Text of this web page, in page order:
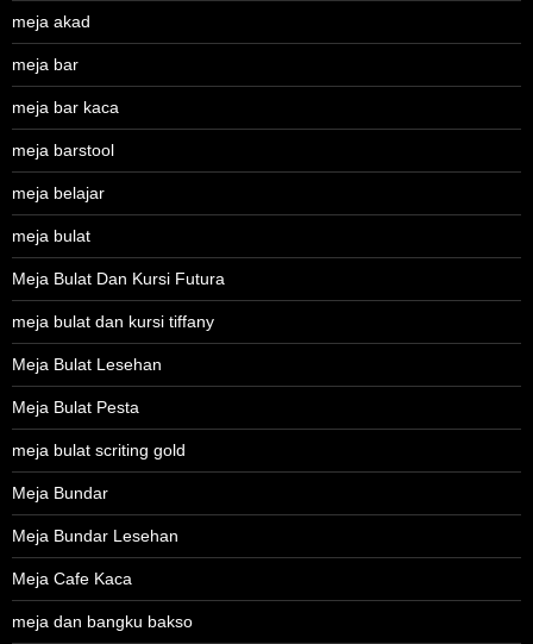
meja akad
meja bar
meja bar kaca
meja barstool
meja belajar
meja bulat
Meja Bulat Dan Kursi Futura
meja bulat dan kursi tiffany
Meja Bulat Lesehan
Meja Bulat Pesta
meja bulat scriting gold
Meja Bundar
Meja Bundar Lesehan
Meja Cafe Kaca
meja dan bangku bakso